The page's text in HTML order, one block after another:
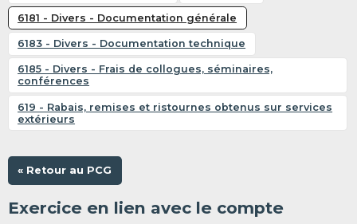
6181 - Divers - Documentation générale
6183 - Divers - Documentation technique
6185 - Divers - Frais de collogues, séminaires,
conférences
619 - Rabais, remises et ristournes obtenus sur services
extérieurs
« Retour au PCG
Exercice en lien avec le compte